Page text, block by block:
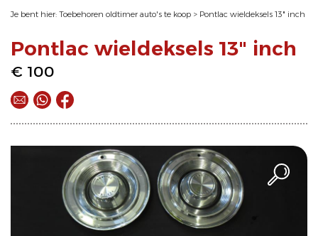
Je bent hier: Toebehoren oldtimer auto's te koop > Pontlac wieldeksels 13" inch
Pontlac wieldeksels 13" inch
€ 100